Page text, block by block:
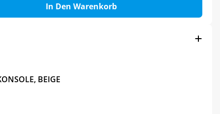
In Den Warenkorb
BEIGE